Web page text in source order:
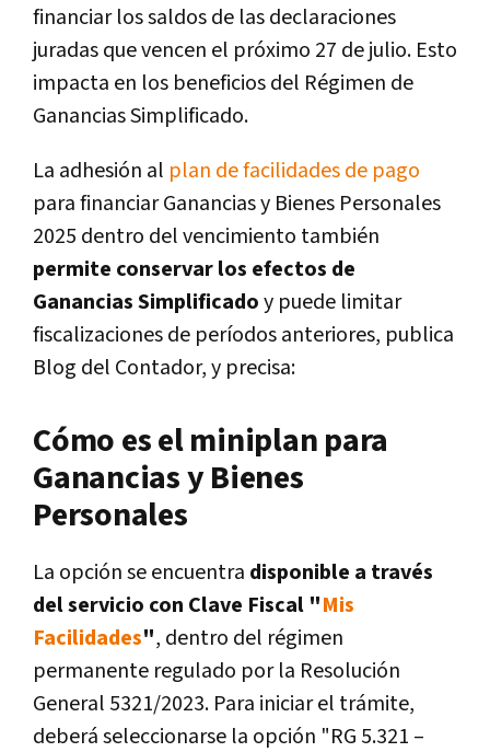
financiar los saldos de las declaraciones
juradas que vencen el próximo 27 de julio. Esto
impacta en los beneficios del Régimen de
Ganancias Simplificado.
La adhesión al plan de facilidades de pago
para financiar Ganancias y Bienes Personales
2025 dentro del vencimiento también
permite conservar los efectos de
Ganancias Simplificadoy puede limitar
fiscalizaciones de períodos anteriores, publica
Blog del Contador, y precisa:
Cómo es el miniplan para
Ganancias y Bienes
Personales
La opción se encuentra disponible a través
del servicio con Clave Fiscal "Mis
Facilidades", dentro del régimen
permanente regulado por la Resolución
General 5321/2023. Para iniciar el trámite,
deberá seleccionarse la opción "RG 5.321 –